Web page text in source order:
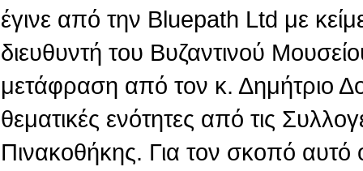
έγινε από την Βluepath Ltd με
διευθυντή του Βυζαντινού
μετάφραση από τον κ. Δημήτριο
θεματικές ενότητες από τις
Πινακοθήκης. Για τον σκοπό